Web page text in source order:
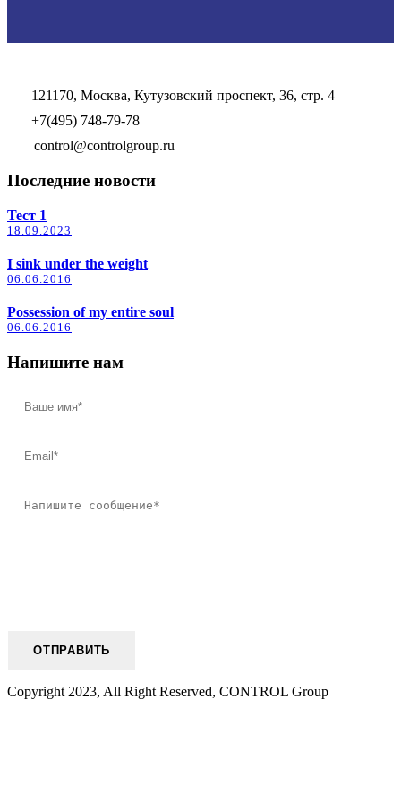
121170, Москва, Кутузовский проспект, 36, стр. 4
+7(495) 748-79-78
control@controlgroup.ru
Последние новости
Тест 1
18.09.2023
I sink under the weight
06.06.2016
Possession of my entire soul
06.06.2016
Напишите нам
Copyright 2023, All Right Reserved, CONTROL Group